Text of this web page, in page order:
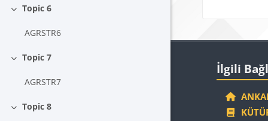
Daralt
Topic 6
AGRSTR6
Daralt
Topic 7
AGRSTR7
Daralt
Topic 8
İlgili